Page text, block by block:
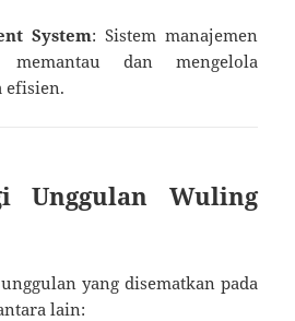
System: Sistem manajemen
dan mengelola
efisien.
Unggulan Wuling
yang disematkan pada
lain: